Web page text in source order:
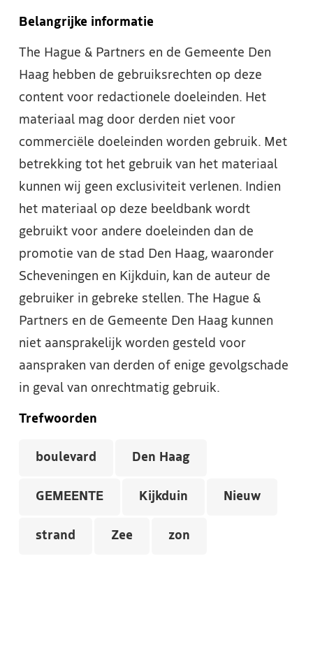
Belangrijke informatie
The Hague & Partners en de Gemeente Den
Haag hebben de gebruiksrechten op deze
content voor redactionele doeleinden. Het
materiaal mag door derden niet voor
commerciële doeleinden worden gebruik. Met
betrekking tot het gebruik van het materiaal
kunnen wij geen exclusiviteit verlenen. Indien
het materiaal op deze beeldbank wordt
gebruikt voor andere doeleinden dan de
promotie van de stad Den Haag, waaronder
Scheveningen en Kijkduin, kan de auteur de
gebruiker in gebreke stellen. The Hague &
Partners en de Gemeente Den Haag kunnen
niet aansprakelijk worden gesteld voor
aanspraken van derden of enige gevolgschade
in geval van onrechtmatig gebruik.
Trefwoorden
boulevard Den Haag
GEMEENTE Kijkduin Nieuw
strand Zee zon